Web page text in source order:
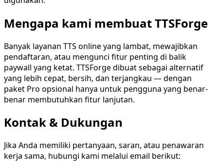
Mengapa kami membuat TTSForge
Banyak layanan TTS online yang lambat, mewajibkan
pendaftaran, atau mengunci fitur penting di balik
paywall yang ketat. TTSForge dibuat sebagai alternatif
yang lebih cepat, bersih, dan terjangkau — dengan
paket Pro opsional hanya untuk pengguna yang benar-
benar membutuhkan fitur lanjutan.
Kontak & Dukungan
Jika Anda memiliki pertanyaan, saran, atau penawaran
kerja sama, hubungi kami melalui email berikut: